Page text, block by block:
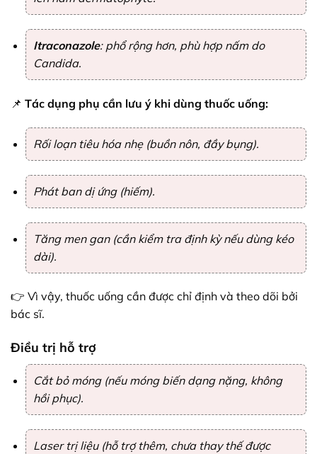
Itraconazole: phổ rộng hơn, phù hợp nấm do
Candida.
📌 Tác dụng phụ cần lưu ý khi dùng thuốc uống:
Rối loạn tiêu hóa nhẹ (buồn nôn, đầy bụng).
Phát ban dị ứng (hiếm).
Tăng men gan (cần kiểm tra định kỳ nếu dùng kéo
dài).
👉 Vì vậy, thuốc uống cần được chỉ định và theo dõi bởi
bác sĩ.
Điều trị hỗ trợ
Cắt bỏ móng (nếu móng biến dạng nặng, không
hồi phục).
Laser trị liệu (hỗ trợ thêm, chưa thay thế được